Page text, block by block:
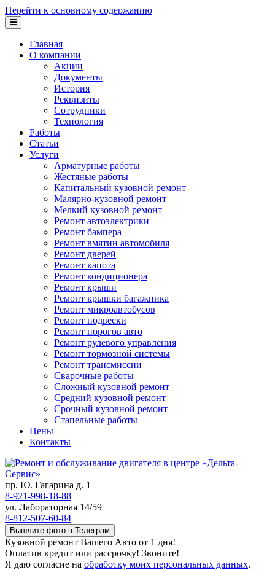
Перейти к основному содержанию
Главная
О компании
Акции
Документы
История
Реквизиты
Сотрудники
Технология
Работы
Статьи
Услуги
Арматурные работы
Жестяные работы
Капитальный кузовной ремонт
Малярно-кузовной ремонт
Мелкий кузовной ремонт
Ремонт автоэлектрики
Ремонт бампера
Ремонт вмятин автомобиля
Ремонт дверей
Ремонт капота
Ремонт кондиционера
Ремонт крыши
Ремонт крышки багажника
Ремонт микроавтобусов
Ремонт подвески
Ремонт порогов авто
Ремонт рулевого управления
Ремонт тормозной системы
Ремонт трансмиссии
Сварочные работы
Сложный кузовной ремонт
Средний кузовной ремонт
Срочный кузовной ремонт
Стапельные работы
Цены
Контакты
пр. Ю. Гагарина д. 1
8-921-998-18-88
ул. Лабораторная 14/59
8-812-507-60-84
Вышлите фото в Телеграм
Кузовной ремонт Вашего Авто от 1 дня!
Оплатив кредит или рассрочку! Звоните!
Я даю согласие на обработку моих персональных данных.